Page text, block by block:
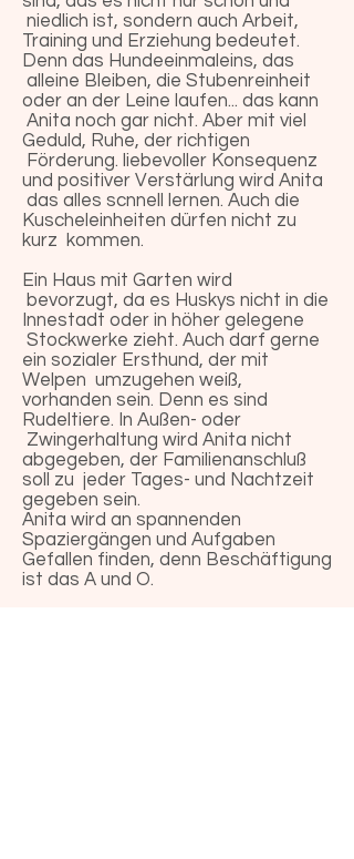
niedlich ist, sondern auch Arbeit,
Training und Erziehung bedeutet.
Denn das Hundeeinmaleins, das
alleine Bleiben, die Stubenreinheit
oder an der Leine laufen... das kann
Anita noch gar nicht. Aber mit viel
Geduld, Ruhe, der richtigen
Förderung. liebevoller Konsequenz
und positiver Verstärlung wird Anita
das alles scnnell lernen. Auch die
Kuscheleinheiten dürfen nicht zu
kurz kommen.
Ein Haus mit Garten wird
bevorzugt, da es Huskys nicht in die
Innestadt oder in höher gelegene
Stockwerke zieht. Auch darf gerne
ein sozialer Ersthund, der mit
Welpen umzugehen weiß,
vorhanden sein. Denn es sind
Rudeltiere. In Außen- oder
Zwingerhaltung wird Anita nicht
abgegeben, der Familienanschluß
soll zu jeder Tages- und Nachtzeit
gegeben sein.
Anita wird an spannenden
Spaziergängen und Aufgaben
Gefallen finden, denn Beschäftigung
ist das A und O.